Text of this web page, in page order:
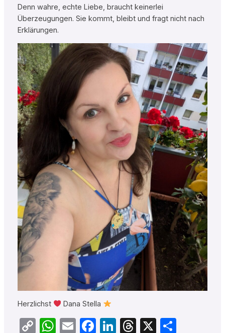
Denn wahre, echte Liebe, braucht keinerlei
Überzeugungen. Sie kommt, bleibt und fragt nicht nach
Erklärungen.
Herzlichst Dana Stella
CopyWhatsApp
EmailFacebook
LinkedIn
Threads
X Teilen